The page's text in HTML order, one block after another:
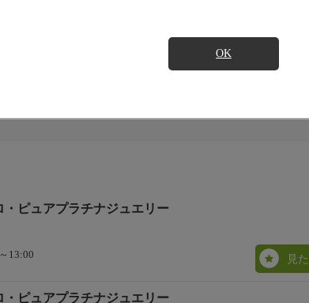
OK
がございます。
・ピュアプラチナジュエリー
13:00 見
・ピュアプラチナジュエリー